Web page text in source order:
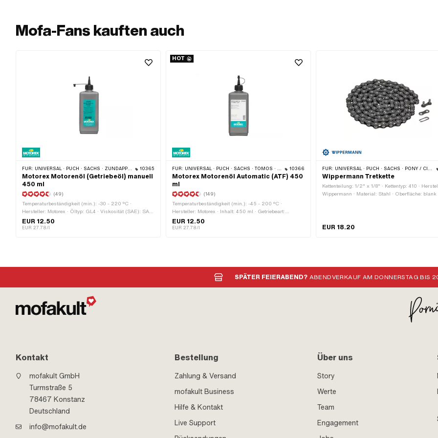
Mofa-Fans kauften auch
FÜR: UNIVERSAL · PUCH · SACHS · ZÜNDAPP BELMONDO · TOMOS · CILO · HERCULES · KREIDLER · ZÜNDAPP 10365
Motorex Motorenöl (Getriebeöl) manuell
450 ml
(49)
Temperaturbeständigkeit (min.): -30 - 220 °C ·
Hersteller: Motorex · Öltyp: GL4 · Viskosität (SAE): SAE
80W · Inhalt: 450 ml · Getriebeart: Fussschaltung ·
Getriebeart: Handschaltung · Anwendungsbereich:
EUR 12.50
EUR 27.78/l
HOT
FÜR: UNIVERSAL · PUCH · SACHS · TOMOS · BYE BIKE 10366
Motorex Motorenöl Automatic (ATF) 450
ml
(149)
Temperaturbeständigkeit (min.): -45 - 200 °C ·
Hersteller: Motorex · Inhalt: 450 ml · Getriebeart:
Automat · Anwendungsbereich: Getriebeschmierung mit
Kupplung · Pony OEM-Nr.: A2080 · Sachs OEM-Nr.:
EUR 12.50
EUR 27.78/l
FÜR: UNIVERSAL · PUCH · SACHS · PONY / CILO (BETA 521 & 512) · PIAGGIO · ZÜNDAPP BELMONDO · SOLEX · ALPA CHOPPER / TURBO · CILO
Wippermann Tretkette
Kettenteilung: 1/2" x 1/8" · Kettentyp: 410 ·
Wippermann · Material: Stahl · Oberfläche:
EUR 18.20
SPÄTER FEIERABEND? ABENDVERKAUF AM DONNERSTAG BIS
Kontakt
mofakult GmbH
Turmstraße 5
78467 Konstanz
Deutschland
info@mofakult.de
Bestellung
Zahlung & Versand
mofakult Business
Hilfe & Kontakt
Live Support
Über uns
Story
Werte
Team
Engagement